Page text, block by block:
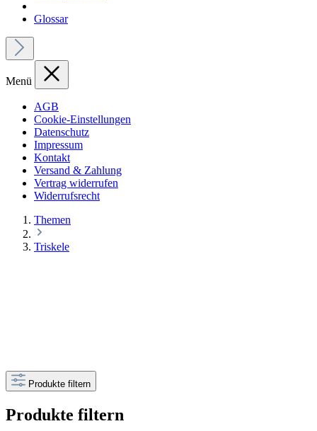
Glossar
Menü
AGB
Cookie-Einstellungen
Datenschutz
Impressum
Kontakt
Versand & Zahlung
Vertrag widerrufen
Widerrufsrecht
Themen
Triskele
Produkte filtern
Produkte filtern